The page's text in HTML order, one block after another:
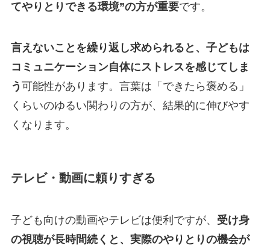
てやりとりできる環境”の方が重要です。
言えないことを繰り返し求められると、子どもは
コミュニケーション自体にストレスを感じてしま
う 可能性があります。言葉は「できたら褒める」
くらいのゆるい関わりの方が、結果的に伸びやす
くなります。
テレビ・動画に頼りすぎる
子ども向けの動画やテレビは便利ですが、 受け身
の視聴が長時間続くと、実際のやりとりの機会が